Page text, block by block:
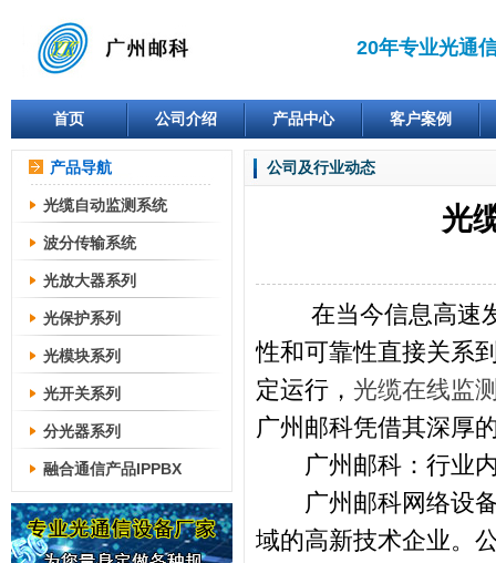
20年专业光通
首页 公司介绍 产品中心 客户案例
产品导航
光缆自动监测系统
波分传输系统
光放大器系列
光保护系列
光模块系列
光开关系列
分光器系列
融合通信产品IPPBX
公司及行业动态
光
在当今信息高速发
性和可靠性直接关系
定运行， 光缆在线监
广州邮科凭借其深厚
广州邮科：行业内
广州邮科网络设备
域的高新技术企业。